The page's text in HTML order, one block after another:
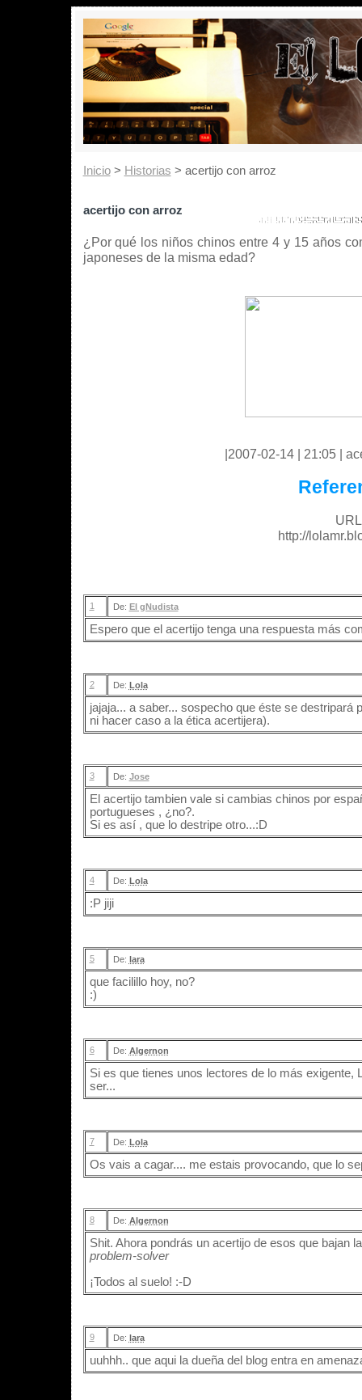
Inicio> Historias > acertijo con arroz
acertijo con arroz
¿Por qué los niños chinos entre 4 y 15 años
japoneses de la misma edad?
|2007-02-14 | 21:05 |
http://
1 De: El gNudista
Espero que el acertijo tenga una respuesta más
2 De: Lola
jajaja... a saber... sospecho que éste se destripará
ni hacer caso a la ética acertijera).
3 De: Jose
El acertijo tambien vale si cambias chinos por
portugueses , ¿no?.
Si es así , que lo destripe otro...:D
4 De: Lola
:P jiji
5 De: lara
que facilillo hoy, no?
:)
6 De: Algernon
Si es que tienes unos lectores de lo más exigente,
ser...
7 De: Lola
Os vais a cagar.... me estais provocando, que lo
8 De: Algernon
Shit. Ahora pondrás un acertijo de esos que bajan
problem-solver
¡Todos al suelo! :-D
9 De: lara
uuhhh.. que aqui la dueña del blog entra en